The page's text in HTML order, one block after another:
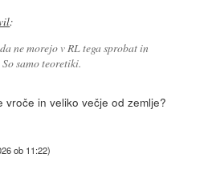
:
ne morejo v RL tega sprobat in
samo teoretiki.
in veliko večje od zemlje?
ob 11:22)